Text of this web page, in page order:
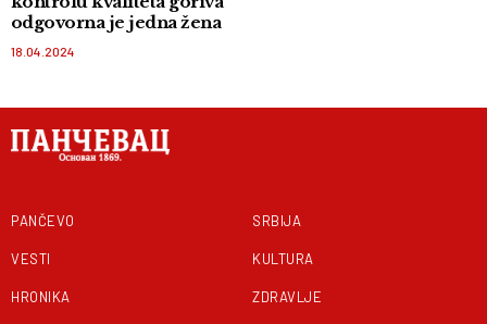
odgovorna je jedna žena
18.04.2024
PANČEVO
VESTI
HRONIKA
SRBIJA
KULTURA
ZDRAVLJE